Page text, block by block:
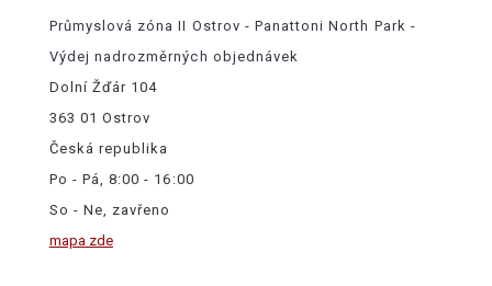
Průmyslová zóna II Ostrov - Panattoni North Park -
Výdej nadrozměrných objednávek
Dolní Žďár 104
363 01 Ostrov
Česká republika
Po - Pá, 8:00 - 16:00
So - Ne, zavřeno
mapa zde